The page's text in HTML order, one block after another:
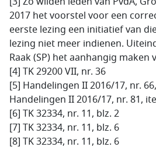
2017 het voorstel voor een
eerste lezing een initiatief van
lezing niet meer indienen.
Raak (SP) het aanhangig maken
[4] TK 29200 VII, nr. 36
[5] Handelingen II 2016/17, nr.
Handelingen II 2016/17, nr. 81,
[6] TK 32334, nr. 11, blz. 2
[7] TK 32334, nr. 11, blz. 6
[8] TK 32334, nr. 11, blz. 6